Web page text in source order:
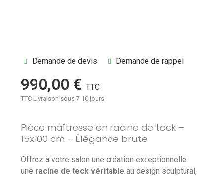
Demande de devis Demande de rappel
990,00 € TTC
TTC Livraison sous 7-10 jours
Pièce maîtresse en racine de teck –
15x100 cm – Élégance brute
Offrez à votre salon une création exceptionnelle :
une racine de teck véritable au design sculptural,